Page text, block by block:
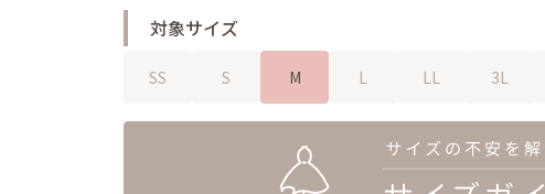
対象サイズ
SS S M L LL 3L